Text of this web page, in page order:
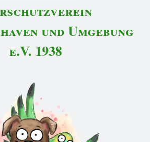
und Umgebung
e.V. 1938